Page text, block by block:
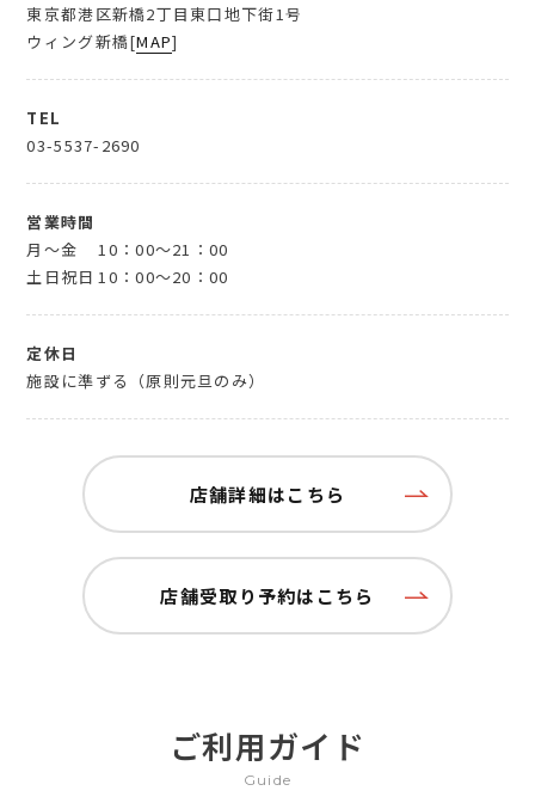
東京都港区新橋2丁目東口地下街1号
ウィング新橋[MAP]
TEL
03-5537-2690
営業時間
月～金
10：00～21：00
土日祝日 10：00～20：00
定休日
施設に準ずる（原則元旦のみ）
店舗詳細はこちら
店舗受取り予約はこちら
ご利用ガイド
Guide